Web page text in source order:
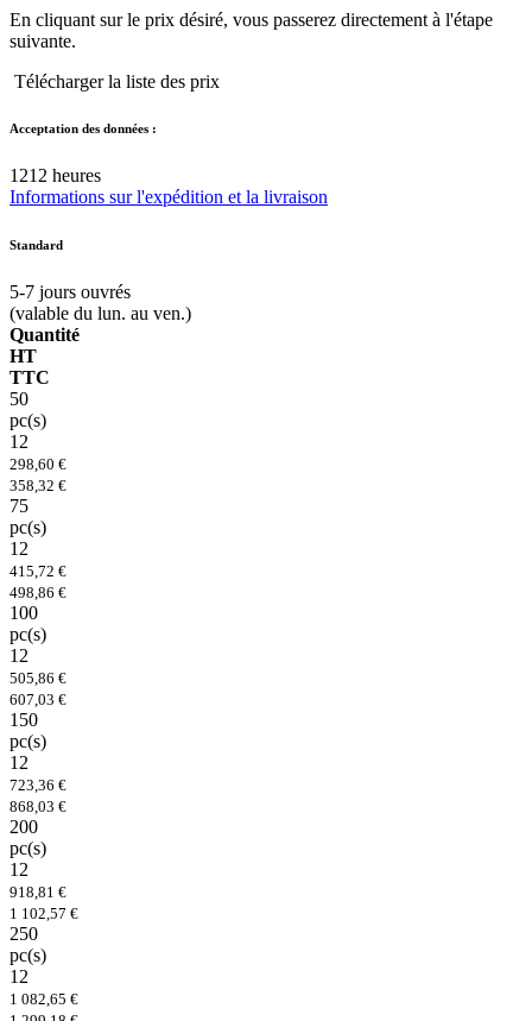
En cliquant sur le prix désiré, vous passerez directement à l'étape
suivante.
Télécharger la liste des prix
Acceptation des données :
1212 heures
Informations sur l'expédition et la livraison
Standard
5-7 jours ouvrés
(valable du lun. au ven.)
Quantité
HT
TTC
50
pc(s)
12
298,60 €
358,32 €
75
pc(s)
12
415,72 €
498,86 €
100
pc(s)
12
505,86 €
607,03 €
150
pc(s)
12
723,36 €
868,03 €
200
pc(s)
12
918,81 €
1 102,57 €
250
pc(s)
12
1 082,65 €